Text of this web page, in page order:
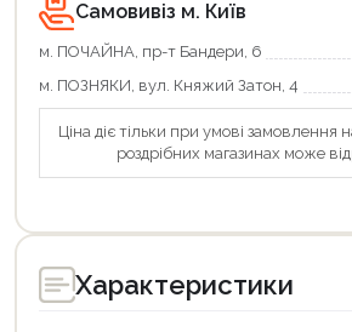
Самовивіз м. Київ
м. ПОЧАЙНА, пр-т Бандери, 6
м. ПОЗНЯКИ, вул. Княжий Затон, 4
Ціна діє тільки при умові замовлення
роздрібних магазинах може
Характеристики